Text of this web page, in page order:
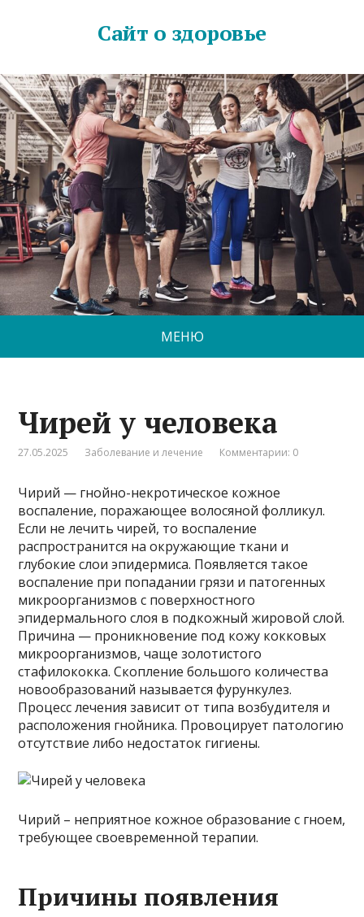
Сайт о здоровье
МЕНЮ
Чирей у человека
27.05.2025 Заболевание и лечение Комментарии: 0
Чирий — гнойно-некротическое кожное
воспаление, поражающее волосяной фолликул.
Если не лечить чирей, то воспаление
распространится на окружающие ткани и
глубокие слои эпидермиса. Появляется такое
воспаление при попадании грязи и патогенных
микроорганизмов с поверхностного
эпидермального слоя в подкожный жировой слой.
Причина — проникновение под кожу кокковых
микроорганизмов, чаще золотистого
стафилококка. Скопление большого количества
новообразований называется фурункулез.
Процесс лечения зависит от типа возбудителя и
расположения гнойника. Провоцирует патологию
отсутствие либо недостаток гигиены.
Чирий – неприятное кожное образование с гноем,
требующее своевременной терапии.
Причины появления